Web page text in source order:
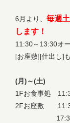
6月より、毎週
します！
11:30～13:30オ
[お座敷][仕出し]
(月)～(土)
1Fお食事処
2Fお座敷
17:30～